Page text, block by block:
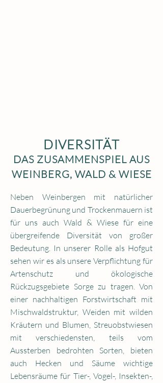
DIVERSITÄT
DAS ZUSAMMENSPIEL AUS
WEINBERG, WALD & WIESE
Neben Weinbergen mit natürlicher
Dauerbegrünung und Trockenmauern ist
für uns auch Wald & Wiese für eine
übergreifende Diversität von großer
Bedeutung. In unserer Rolle als Hofgut
sehen wir es als unsere Verpflichtung für
Artenschutz und ökologische
Rückzugsgebiete Sorge zu tragen. Von
einer nachhaltigen Forstwirtschaft mit
Mischwaldstruktur, Weiden mit wilden
Kräutern und Blumen, Streuobstwiesen
mit verschiedensten, teils vom
Aussterben bedrohten Sorten, bieten
auch Hecken und Säume wichtige
Lebensräume für Tier-, Vogel-, Insekten-,